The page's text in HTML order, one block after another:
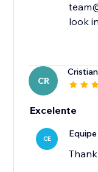
look
CR
Excelente
CE